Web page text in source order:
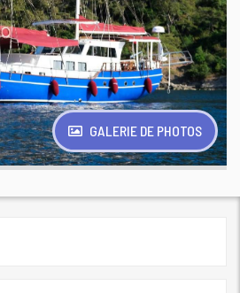
GALERIE DE PHOTOS